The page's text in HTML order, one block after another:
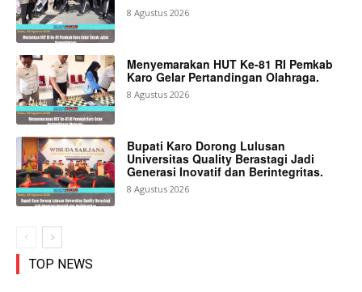
8 Agustus 2026
Menyemarakan HUT Ke-81 RI Pemkab
Karo Gelar Pertandingan Olahraga.
8 Agustus 2026
Bupati Karo Dorong Lulusan
Universitas Quality Berastagi Jadi
Generasi Inovatif dan Berintegritas.
8 Agustus 2026
TOP NEWS